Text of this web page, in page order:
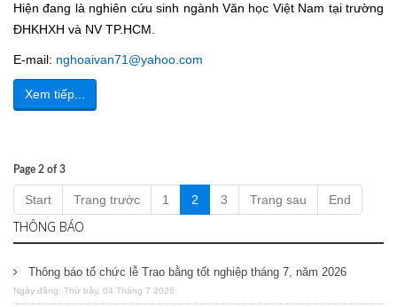
Hiện đang là nghiên cứu sinh ngành Văn học Việt Nam tại trường
ĐHKHXH và NV TP.HCM.
E-mail: nghoaivan71@yahoo.com
Xem tiếp...
Page 2 of 3
Start Trang trước 1 2 3 Trang sau End
THÔNG BÁO
Thông báo tổ chức lễ Trao bằng tốt nghiệp tháng 7, năm 2026
Ngày đăng: Thứ bảy, 04 Tháng 7 2026